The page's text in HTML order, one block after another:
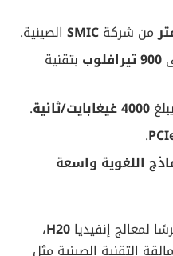
الأميركية
كرد فعلي واضح على
رقائق الذكاء
تحقق مبيعات ضخمة من
للبحث عن بدائل وطنية،